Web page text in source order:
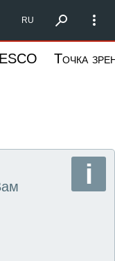
Запад
RU
Точка